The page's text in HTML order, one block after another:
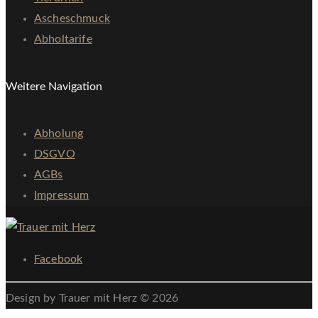
Ascheschmuck
Abholtarife
Weitere Navigation
Abholung
DSGVO
AGBs
Impressum
Facebook
Design by Trauer mit Herz © 2026